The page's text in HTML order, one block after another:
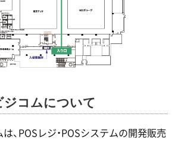
ジコムについて
、POSレジ・POSシステムの開発販売